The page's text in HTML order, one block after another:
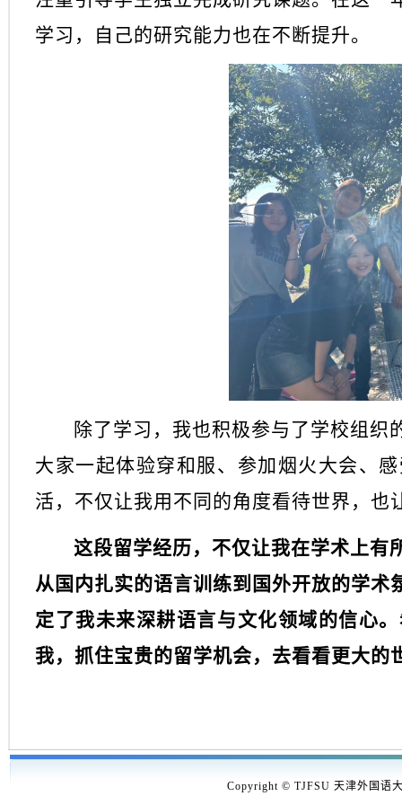
学习，自己的研究能力也在不断提升。
除了学习，我也积极参与了学校组
大家一起体验穿和服、参加烟火大会、
活，不仅让我用不同的角度看待世界，
这段留学经历，不仅让我在学术上有
从国内扎实的语言训练到国外开放的学
定了我未来深耕语言与文化领域的信心
我，抓住宝贵的留学机会，去看看更大的
Copyright © TJFSU 天津外国语